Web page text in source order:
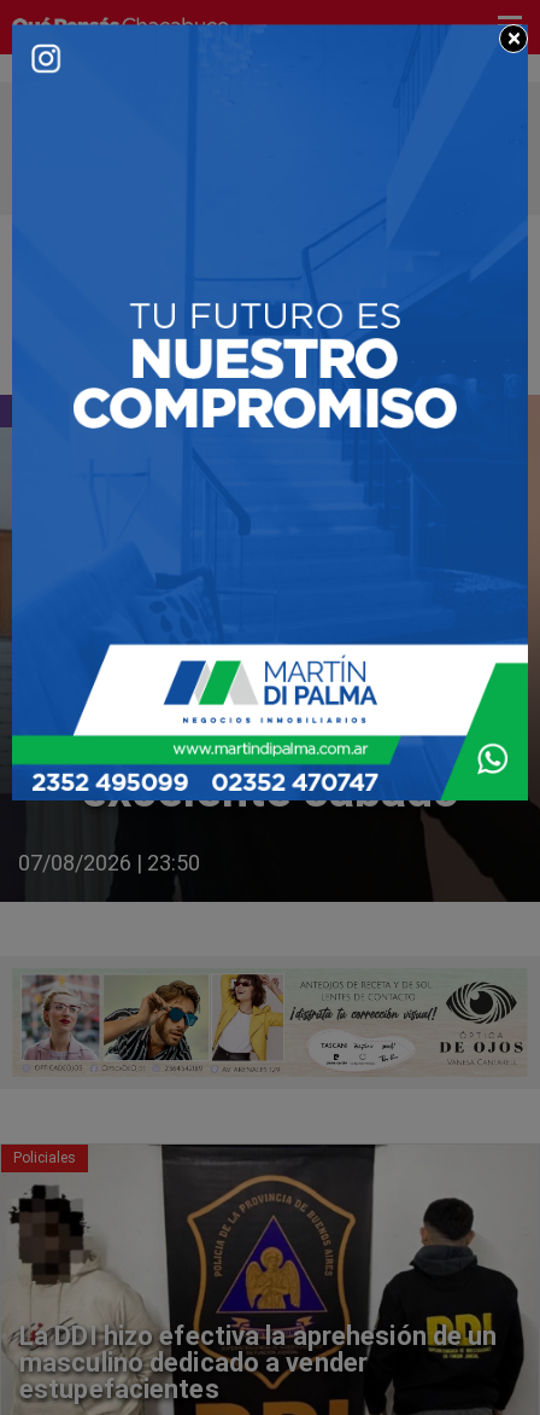
×
Compra $ 1505 | Venta $1525
Buen día Chacabuco
Les deseamos un
excelente sábado
07/08/2026 | 23:50
Policiales
La DDI hizo efectiva la aprehesión de un
masculino dedicado a vender
estupefacientes